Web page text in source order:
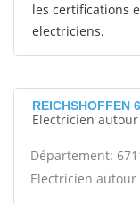
les certifications
electriciens.
REICHSHOFFEN
Electricien
Département:
Electricien autour